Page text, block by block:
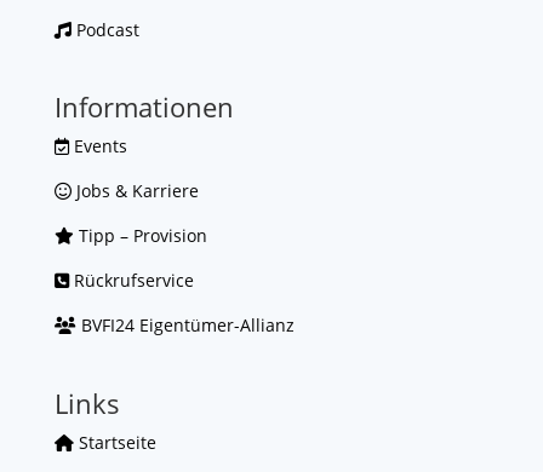
Podcast
Informationen
Events
Jobs & Karriere
Tipp – Provision
Rückrufservice
BVFI24 Eigentümer-Allianz
Links
Startseite